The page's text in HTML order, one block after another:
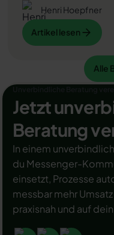
bei erfolgreicher
dem WhatsApp
erhalten. Das sorgt für
Kaufinteressenten
Ihre Umsätze! Zudem
grünen Haken in
Wettbewerbern
Beantragung des
Beitrag zeigen wir es
Artikel lesen
Artikel lesen
Henri Hoepfner
Alle
Alle
Jetzt
Beratung
In einem
du Messenger-
einsetzt, Prozesse
messbar mehr
praxisnah und auf